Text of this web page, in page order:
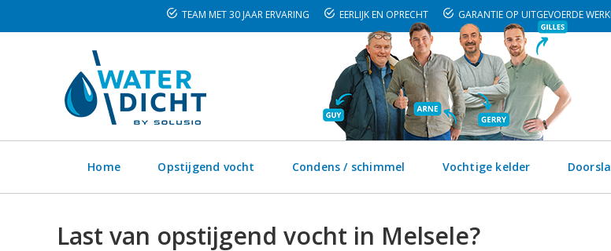
TEAM MET 30 JAAR ERVARING EERLIJK EN OPRECHT GARANTIE OP UITGEVOERDE
Home Opstijgend vocht Condens / schimmel Vochtige kelder
Last van opstijgend vocht in Melsele?